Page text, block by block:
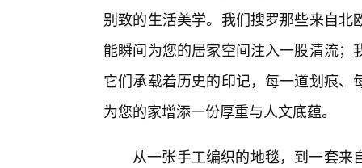
别致的生活美学。我们搜罗那些来自
能瞬间为您的居家空间注入一股清流
它们承载着历史的印记，每一道划痕
为您的家增添一份厚重与人文底蕴。
从一张手工编织的地毯，到一套